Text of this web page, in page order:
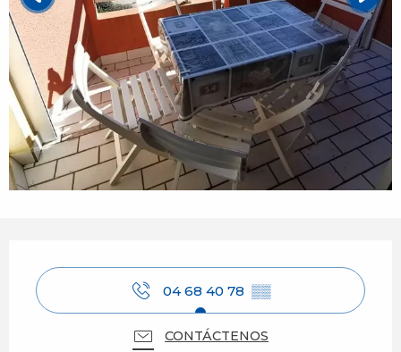
04 68 40 78 ▒▒
CONTÁCTENOS